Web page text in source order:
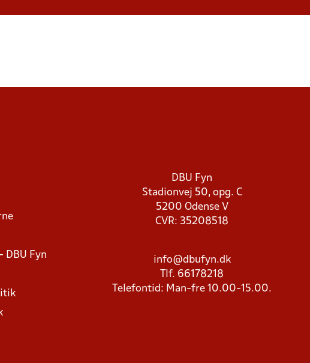
DBU Fyn
DBU Fyn
Stadionvej 50, opg. C
5200 Odense V
CVR: 35208518
info@dbufyn.dk
Tlf. 66178218
Telefontid: Man-fre 10.00-15.00.